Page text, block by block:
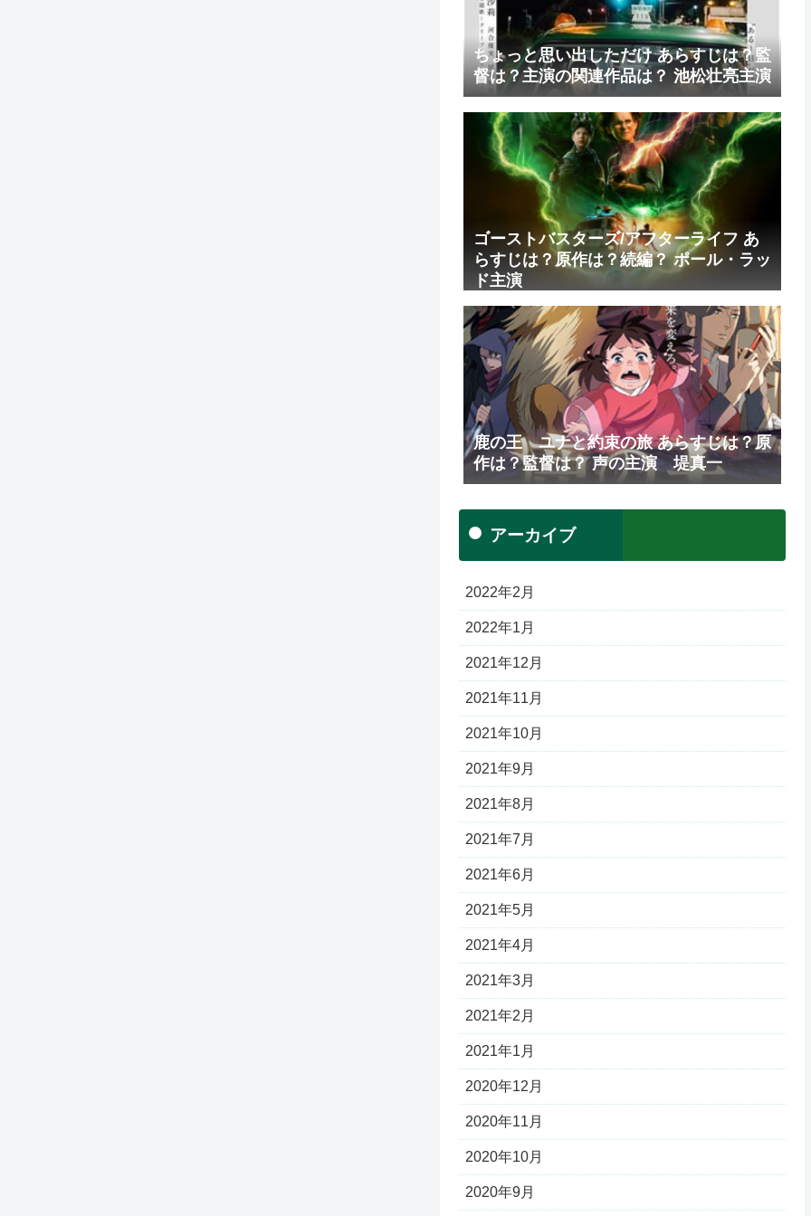
ちょっと思い出しただけ あらすじは？監
督は？主演の関連作品は？ 池松壮亮主演
ゴーストバスターズ/アフターライフ あ
らすじは？原作は？続編？ ポール・ラッ
ド主演
鹿の王 ユナと約束の旅 あらすじは？原
作は？監督は？ 声の主演 堤真一
アーカイブ
2022年2月
2022年1月
2021年12月
2021年11月
2021年10月
2021年9月
2021年8月
2021年7月
2021年6月
2021年5月
2021年4月
2021年3月
2021年2月
2021年1月
2020年12月
2020年11月
2020年10月
2020年9月